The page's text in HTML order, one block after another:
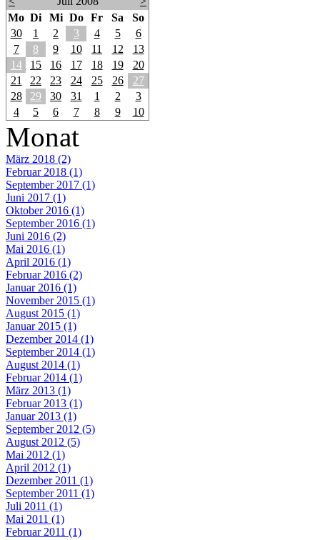
Mo Di Mi Do Fr Sa
So
30
1 2 3 4 5
6
7
8 9 10 11 12
13
14
15 16 17 18 19
20
21
22 23 24 25 26
27
28
29 30 31 1 2
3
4
5 6 7 8 9 10
Monat
März 2018 (2)
Februar 2018 (1)
September 2017 (1)
Juni 2017 (1)
Oktober 2016 (1)
September 2016 (1)
Juni 2016 (2)
Mai 2016 (1)
April 2016 (1)
Februar 2016 (2)
Januar 2016 (1)
November 2015 (1)
August 2015 (1)
Januar 2015 (1)
Dezember 2014 (1)
September 2014 (1)
August 2014 (1)
Februar 2014 (1)
März 2013 (1)
Februar 2013 (1)
Januar 2013 (1)
September 2012 (5)
August 2012 (5)
Mai 2012 (1)
April 2012 (1)
Dezember 2011 (1)
September 2011 (1)
Juli 2011 (1)
Mai 2011 (1)
Februar 2011 (1)